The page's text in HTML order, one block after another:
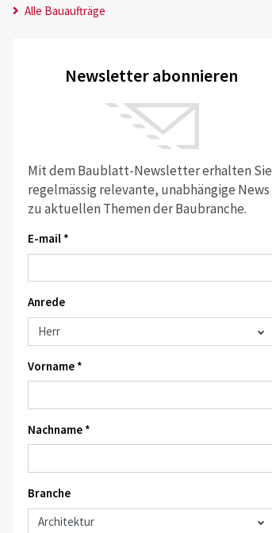
Alle Bauaufträge
Newsletter abonnieren
Mit dem Baublatt-Newsletter erhalten Sie
regelmässig relevante, unabhängige News
zu aktuellen Themen der Baubranche.
E-mail *
Anrede
Vorname *
Nachname *
Branche